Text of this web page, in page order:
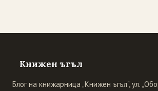
Книжен ъгъл
Блог на книжарница „Книжен ъгъл", ул.